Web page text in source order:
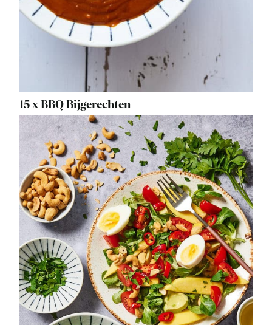
15 x BBQ Bijgerechten